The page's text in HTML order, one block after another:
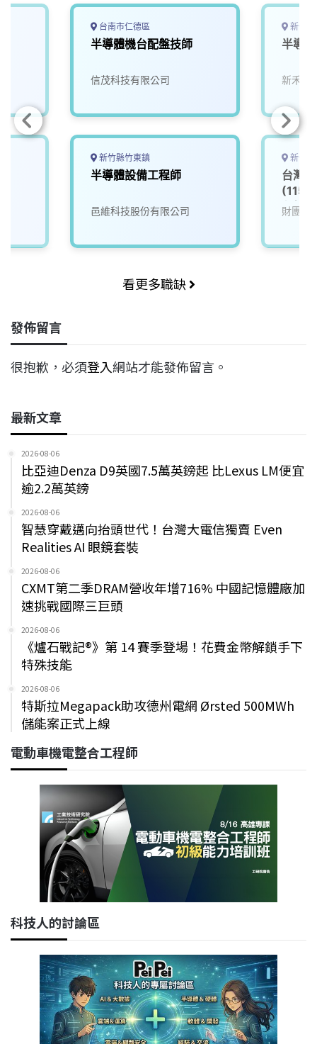
台南市仁德區
半導體機台配盤技師
信茂科技有限公司
新竹縣竹東鎮
半導體設備工程師
邑維科技股份有限公司
新竹
半導
新禾應
新竹
台灣
(115-
程師_
財團法
看更多職缺
發佈留言
很抱歉，必須登入網站才能發佈留言。
最新文章
2026-08-06
比亞迪Denza D9英國7.5萬英鎊起 比Lexus LM便宜
逾2.2萬英鎊
2026-08-06
智慧穿戴邁向抬頭世代！台灣大電信獨賣 Even
Realities AI 眼鏡套裝
2026-08-06
CXMT第二季DRAM營收年增716% 中國記憶體廠加
速挑戰國際三巨頭
2026-08-06
《爐石戰記®》第 14 賽季登場！花費金幣解鎖手下
特殊技能
2026-08-06
特斯拉Megapack助攻德州電網 Ørsted 500MWh
儲能案正式上線
電動車機電整合工程師
科技人的討論區